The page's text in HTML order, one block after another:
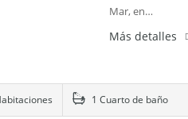
Mar, en…
Más detalles
1 Cuarto de baño